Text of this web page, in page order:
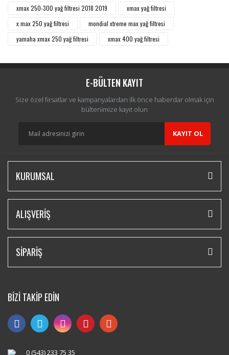
xmax 250-300 yağ filtresi 2018 2019
xmax yağ filtresi
x max 250 yağ filtresi
mondial xtreme max yağ filtresi
yamaha xmax 250 yağ filtresi
xmax 400 yağ filtresi
E-BÜLTEN KAYIT
Size özel fırsatlar ve kampanyalardan ilk önce haberdar olmak için
bültenimize kayıt olun
KAYIT OL
KURUMSAL
ALIŞVERİŞ
SİPARİŞ
BİZİ TAKİP EDİN
0 (543) 233 75 35